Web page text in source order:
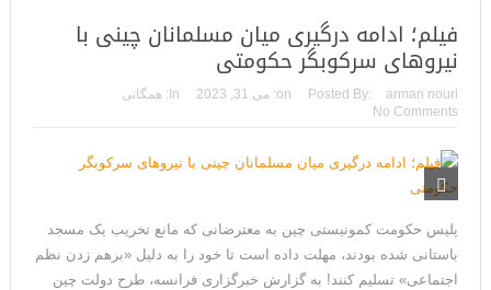
فیلم؛ ادامه درگیری میان مسلمانان چینی با
نیروهای سرکوبگر حکومتی
Posted By: arman nouri
on: می 31, 2023 In:
همگانی
No Comments
پلیس حکومت کمونیستی چین به معترضانی که مانع تخریب یک مسجد
باستانی شده بودند، مهلت داده است تا خود را به دلیل «برهم زدن نظم
اجتماعی» تسلیم کنند! به گزارش خبرگزاری فرانسه، طرح دولت چین